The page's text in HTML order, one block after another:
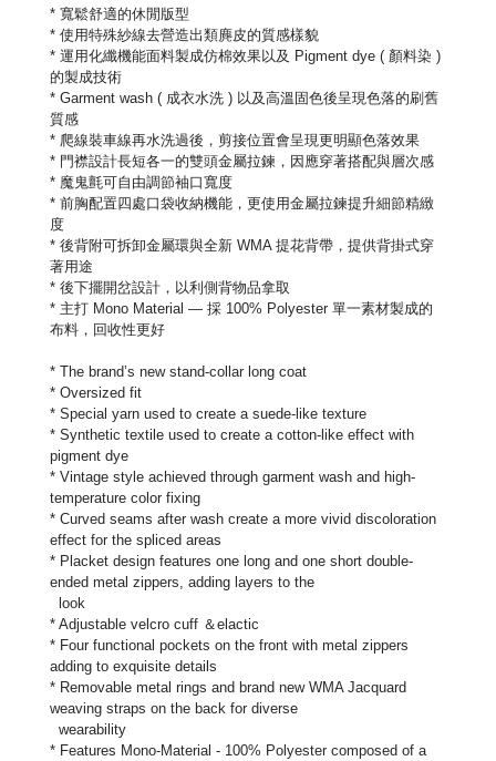
* 寬鬆舒適的休閒版型
* 使用特殊紗線去營造出類麂皮的質感樣貌
* 運用化纖機能面料製成仿棉效果以及 Pigment dye ( 顏料染 )
的製成技術
* Garment wash ( 成衣水洗 ) 以及高溫固色後呈現色落的刷舊
質感
* 爬線裝車線再水洗過後，剪接位置會呈現更明顯色落效果
* 門襟設計長短各一的雙頭金屬拉鍊，因應穿著搭配與層次感
* 魔鬼氈可自由調節袖口寬度
* 前胸配置四處口袋收納機能，更使用金屬拉鍊提升細節精緻
度
* 後背附可拆卸金屬環與全新 WMA 提花背帶，提供背掛式穿
著用途
* 後下擺開岔設計 ，以利側背物品拿取
* 主打 Mono Material — 採 100% Polyester 單一素材製成的
布料，回收性更好
* The brand’s new stand-collar long coat
* Oversized fit
* Special yarn used to create a suede-like texture
* Synthetic textile used to create a cotton-like effect with
pigment dye
* Vintage style achieved through garment wash and high-
temperature color fixing
* Curved seams after wash create a more vivid discoloration
effect for the spliced areas
* Placket design features one long and one short double-
ended metal zippers, adding layers to the
look
* Adjustable velcro cuff ＆elactic
* Four functional pockets on the front with metal zippers
adding to exquisite details
* Removable metal rings and brand new WMA Jacquard
weaving straps on the back for diverse
wearability
* Features Mono-Material - 100% Polyester composed of a